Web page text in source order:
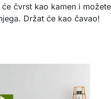
čvrst kao kamen i možete
Držat će kao čavao!